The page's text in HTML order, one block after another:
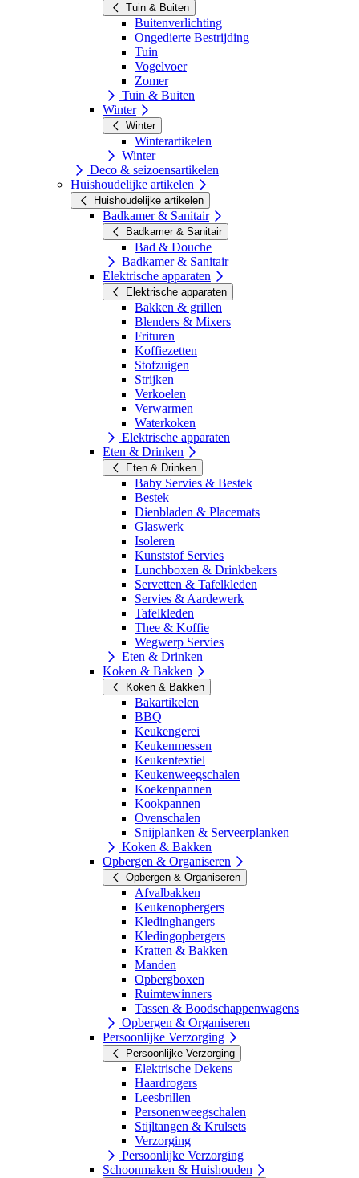
Tuin & Buiten
Buitenverlichting
Ongedierte Bestrijding
Tuin
Vogelvoer
Zomer
Tuin & Buiten
Winter
Winter
Winterartikelen
Winter
Deco & seizoensartikelen
Huishoudelijke artikelen
Huishoudelijke artikelen
Badkamer & Sanitair
Badkamer & Sanitair
Bad & Douche
Badkamer & Sanitair
Elektrische apparaten
Elektrische apparaten
Bakken & grillen
Blenders & Mixers
Frituren
Koffiezetten
Stofzuigen
Strijken
Verkoelen
Verwarmen
Waterkoken
Elektrische apparaten
Eten & Drinken
Eten & Drinken
Baby Servies & Bestek
Bestek
Dienbladen & Placemats
Glaswerk
Isoleren
Kunststof Servies
Lunchboxen & Drinkbekers
Servetten & Tafelkleden
Servies & Aardewerk
Tafelkleden
Thee & Koffie
Wegwerp Servies
Eten & Drinken
Koken & Bakken
Koken & Bakken
Bakartikelen
BBQ
Keukengerei
Keukenmessen
Keukentextiel
Keukenweegschalen
Koekenpannen
Kookpannen
Ovenschalen
Snijplanken & Serveerplanken
Koken & Bakken
Opbergen & Organiseren
Opbergen & Organiseren
Afvalbakken
Keukenopbergers
Kledinghangers
Kledingopbergers
Kratten & Bakken
Manden
Opbergboxen
Ruimtewinners
Tassen & Boodschappenwagens
Opbergen & Organiseren
Persoonlijke Verzorging
Persoonlijke Verzorging
Elektrische Dekens
Haardrogers
Leesbrillen
Personenweegschalen
Stijltangen & Krulsets
Verzorging
Persoonlijke Verzorging
Schoonmaken & Huishouden